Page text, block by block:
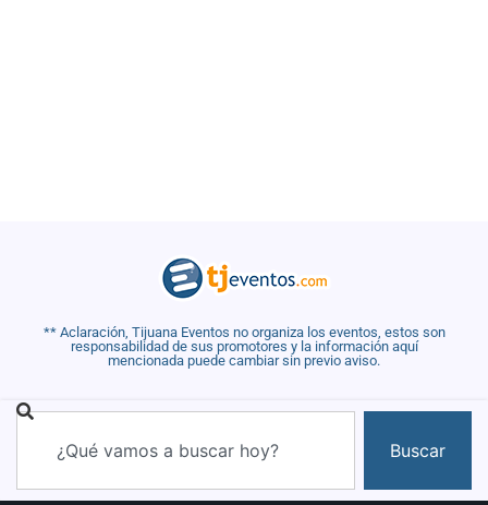
** Aclaración, Tijuana Eventos no organiza los eventos, estos son
responsabilidad de sus promotores y la información aquí
mencionada puede cambiar sin previo aviso.
Buscar